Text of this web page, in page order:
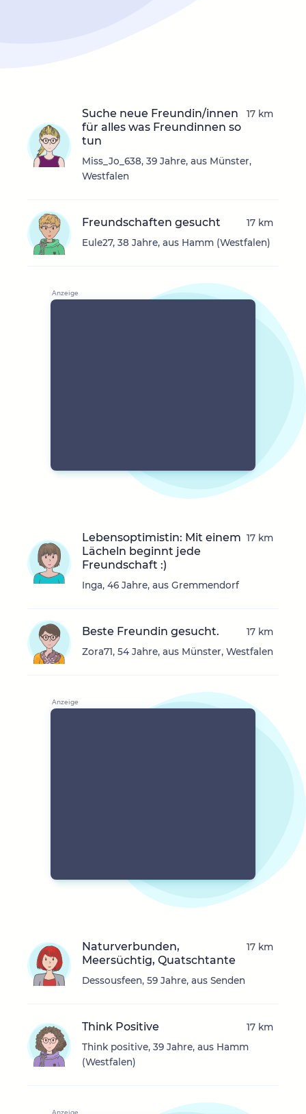
Suche neue Freundin/innen
für alles was Freundinnen so
tun
Miss_Jo_638, 39 Jahre, aus Münster,
Westfalen
17 km
Freundschaften gesucht
Eule27, 38 Jahre, aus Hamm (Westfalen)
17 km
Lebensoptimistin: Mit einem
Lächeln beginnt jede
Freundschaft :)
Inga, 46 Jahre, aus Gremmendorf
17 km
Beste Freundin gesucht.
Zora71, 54 Jahre, aus Münster, Westfalen
17 km
Naturverbunden,
Meersüchtig, Quatschtante
Dessousfeen, 59 Jahre, aus Senden
17 km
Think Positive
Think positive, 39 Jahre, aus Hamm
(Westfalen)
17 km